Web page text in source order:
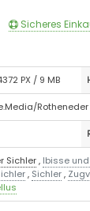
Sicheres
PX / 9 MB
Rotheneder
Sichler, Ibisse
, Sichler,